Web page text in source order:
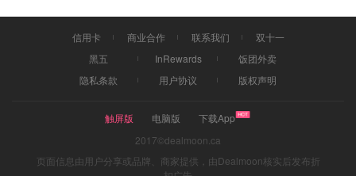
信用卡 商业合作 联系我们
双十一
黑五
InRewards
饭团外卖
隐私条款
用户协议 版权声明
触屏版 电脑版
下载App
2017©dealmoon.ca
页面信息由用户分享或品牌、商家提供，由Dealmoon核实后发布折